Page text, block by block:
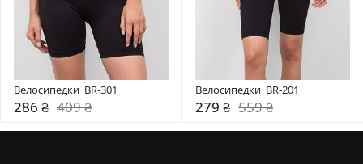
Велосипедки  BR-301
286 ₴ 409 ₴
Велосипедки  BR-201
279 ₴ 559 ₴